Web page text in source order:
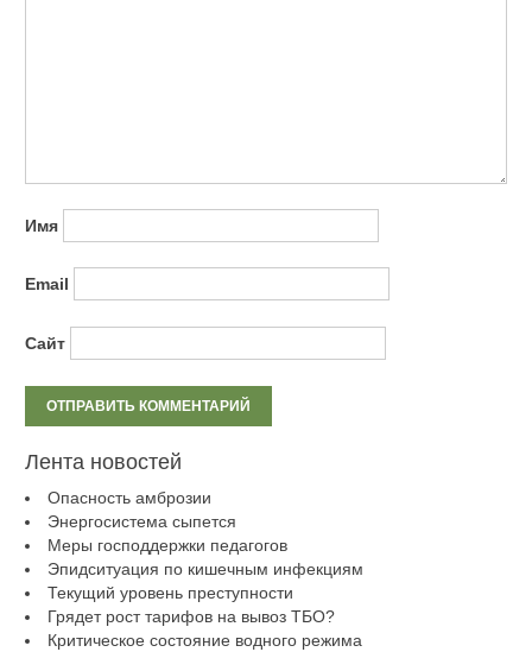
Имя
Email
Сайт
Лента новостей
Опасность амброзии
Энергосистема сыпется
Меры господдержки педагогов
Эпидситуация по кишечным инфекциям
Текущий уровень преступности
Грядет рост тарифов на вывоз ТБО?
Критическое состояние водного режима